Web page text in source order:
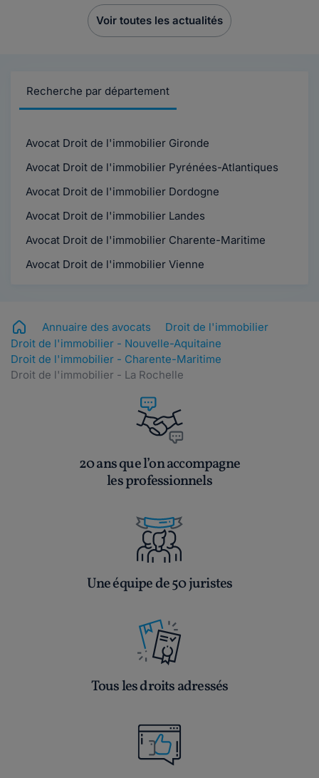
Voir toutes les actualités
Recherche par département
Avocat Droit de l'immobilier Gironde
Avocat Droit de l'immobilier Pyrénées-Atlantiques
Avocat Droit de l'immobilier Dordogne
Avocat Droit de l'immobilier Landes
Avocat Droit de l'immobilier Charente-Maritime
Avocat Droit de l'immobilier Vienne
Annuaire des avocats
Droit de l'immobilier
Droit de l'immobilier - Nouvelle-Aquitaine
Droit de l'immobilier - Charente-Maritime
Droit de l'immobilier - La Rochelle
20 ans que l’on accompagne
les professionnels
Une équipe de 50 juristes
Tous les droits adressés